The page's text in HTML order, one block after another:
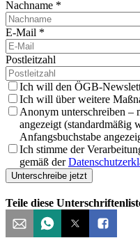
Nachname *
E-Mail *
Postleitzahl
Ich will den ÖGB-
Ich will über weitere
Anonym unterschreiben –
angezeigt (standardmäßig
Anfangsbuchstabe
Ich stimme der
gemäß der
Unterschreibe jetzt
Teile diese